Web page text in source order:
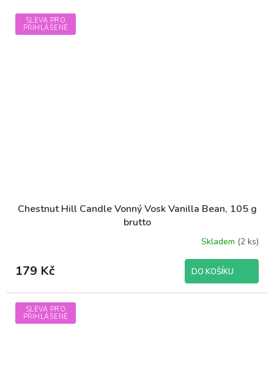
SLEVA PRO
PŘIHLÁŠENÉ
Chestnut Hill Candle Vonný Vosk Vanilla Bean, 105 g
brutto
Skladem (2 ks)
179 Kč DO KOŠÍKU
SLEVA PRO
PŘIHLÁŠENÉ